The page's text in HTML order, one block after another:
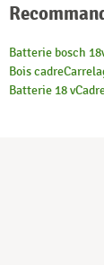
Batterie bosch
Bois cadre
Batterie 18 v